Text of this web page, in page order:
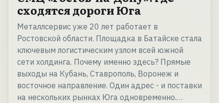
сходятся дороги Юга
Металлсервис уже 20 лет работает в
Ростовской области. Площадка в Батайске стала
ключевым логистическим узлом всей южной
сети холдинга. Почему именно здесь? Прямые
выходы на Кубань, Ставрополь, Воронеж и
восточное направление. Один адрес - и поставки
на нескольких рынках Юга одновременно.…